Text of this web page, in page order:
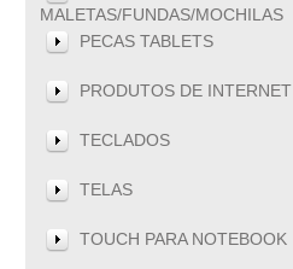
MALETAS/FUNDAS/MOCHILAS
PECAS TABLETS
PRODUTOS DE INTERNET
TECLADOS
TELAS
TOUCH PARA NOTEBOOK